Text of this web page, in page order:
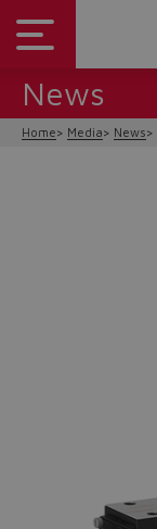
News
Home Media News